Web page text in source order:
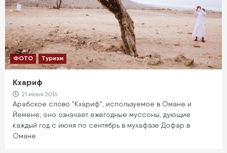
ФОТО Туризм
Кхариф
21 июня 2016
Арабское слово "Кхариф", используемое в Омане и
Йемене, оно означает ежегодные муссоны, дующие
каждый год с июня по сентябрь в мухафазе Дофар в
Омане.